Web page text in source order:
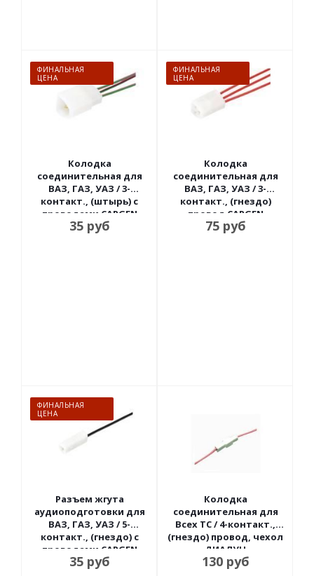
ФИНАЛЬНАЯ
ЦЕНА
Колодка
соединительная для
ВАЗ, ГАЗ, УАЗ / 3-
контакт., (штырь) с
проводами CARGEN
35руб
ФИНАЛЬНАЯ
ЦЕНА
Колодка
соединительная для
ВАЗ, ГАЗ, УАЗ / 3-
контакт., (гнездо)
провод CARGEN
75руб
ФИНАЛЬНАЯ
ЦЕНА
Разъем жгута
аудиоподготовки для
ВАЗ, ГАЗ, УАЗ / 5-
контакт., (гнездо) с
проводами CARGEN
35руб
Колодка
соединительная для
Всех ТС / 4-контакт.,
(гнездо) провод, чехол
ДИАЛУЧ
130руб